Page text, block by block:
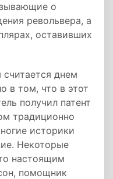
о
револьвера, а
оставивших
днем
в том, что в этот
получил патент
традиционно
историки
Некоторые
настоящим
помощник